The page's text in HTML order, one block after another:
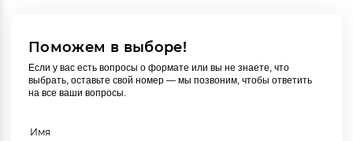
Поможем в выборе!
Если у вас есть вопросы о формате или вы не знаете, что
выбрать, оставьте свой номер — мы позвоним, чтобы ответить
на все ваши вопросы.